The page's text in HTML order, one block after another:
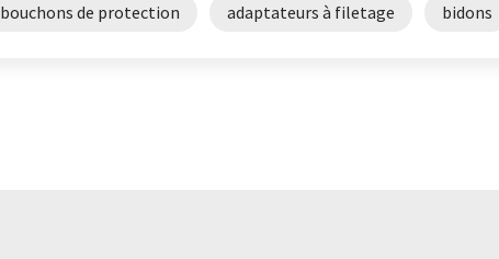
bouchons de protection adaptateurs à filetage bidons